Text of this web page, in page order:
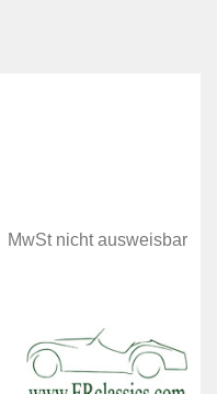
MwSt nicht ausweisbar